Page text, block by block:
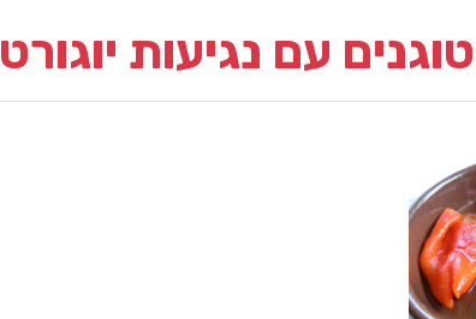
עם נגיעות יוגורט